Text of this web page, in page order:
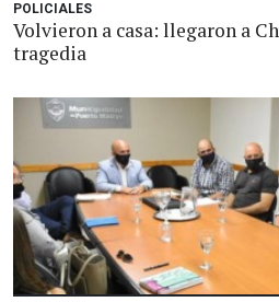
POLICIALES
Volvieron a casa: llegaron a
tragedia